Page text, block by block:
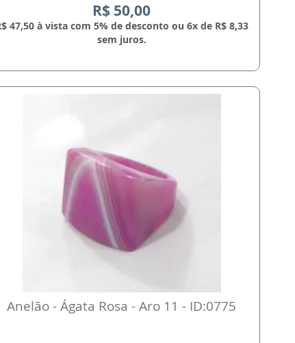
R$ 50,00
47,50 à vista com 5% de desconto ou 6x de R$ 8,33
sem juros.
Anelão - Ágata Rosa - Aro 11 - ID:0775
Comprar